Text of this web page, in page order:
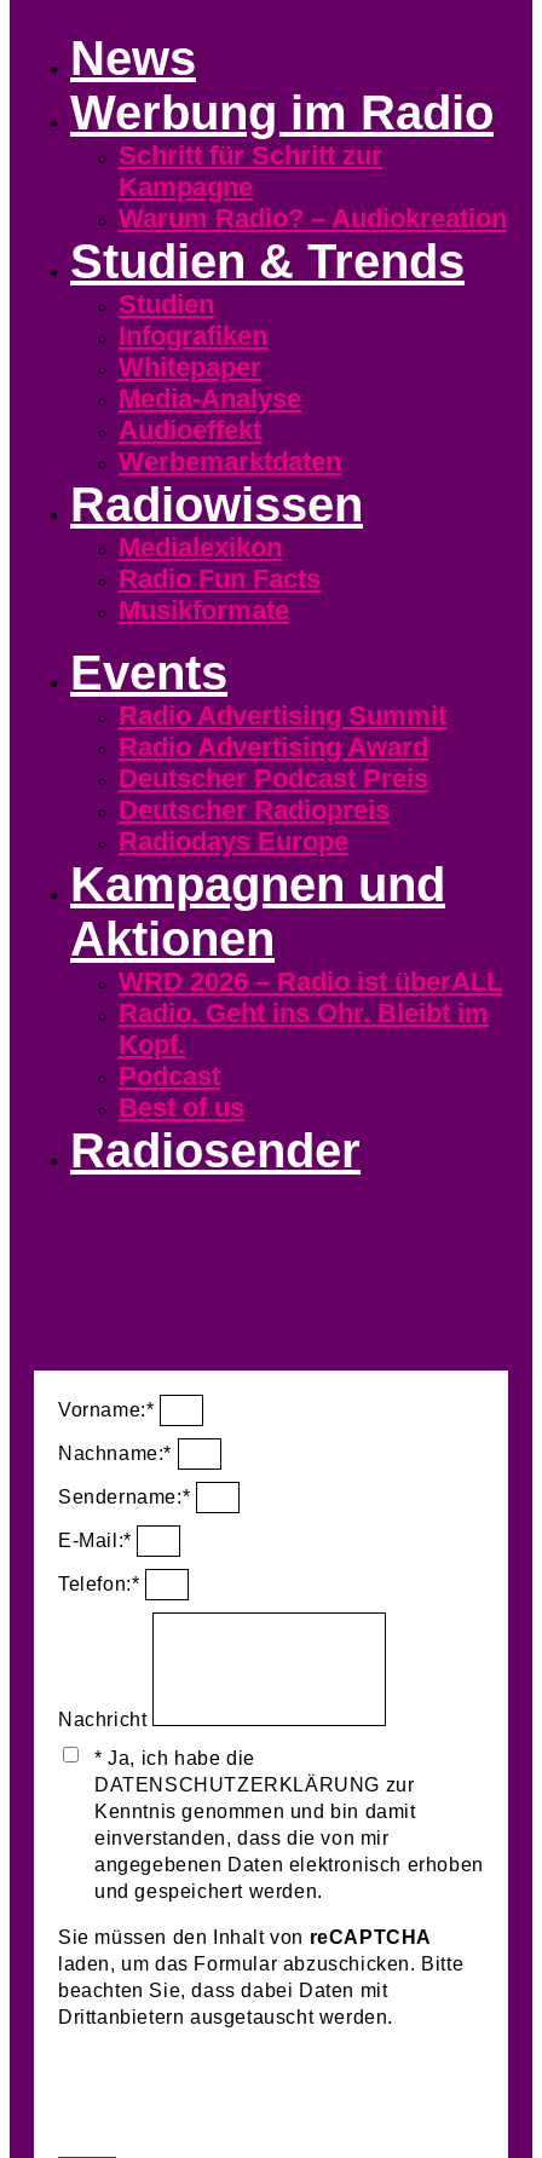
News
Werbung im Radio
Schritt für Schritt zur
Kampagne
Warum Radio? – Audiokreation
Studien & Trends
Studien
Infografiken
Whitepaper
Media-Analyse
Audioeffekt
Werbemarktdaten
Radiowissen
Medialexikon
Radio Fun Facts
Musikformate
Events
Radio Advertising Summit
Radio Advertising Award
Deutscher Podcast Preis
Deutscher Radiopreis
Radiodays Europe
Kampagnen und
Aktionen
WRD 2026 – Radio ist überALL
Radio. Geht ins Ohr. Bleibt im
Kopf.
Podcast
Best of us
Radiosender
Vorname:*
Nachname:*
Sendername:*
E-Mail:*
Telefon:*
Nachricht
* Ja, ich habe die
DATENSCHUTZERKLÄRUNG zur
Kenntnis genommen und bin damit
einverstanden, dass die von mir
angegebenen Daten elektronisch erhoben
und gespeichert werden.
Sie müssen den Inhalt von reCAPTCHA
laden, um das Formular abzuschicken. Bitte
beachten Sie, dass dabei Daten mit
Drittanbietern ausgetauscht werden.